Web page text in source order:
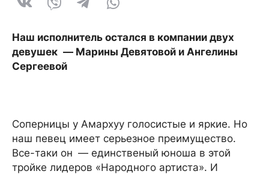
Наш исполнитель остался в компании двух
девушек — Марины Девятовой и Ангелины
Сергеевой
Соперницы у Амархуу голосистые и яркие. Но
наш певец имеет серьезное преимущество.
Все-таки он — единственый юноша в этой
тройке лидеров «Народного артиста». И